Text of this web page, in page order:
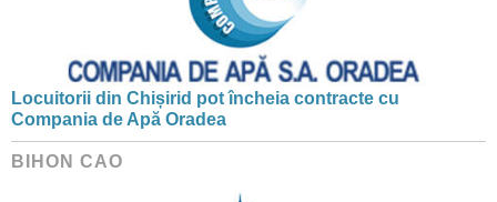
Locuitorii din Chișirid pot încheia contracte cu
Compania de Apă Oradea
BIHON CAO